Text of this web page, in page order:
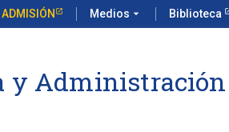
ADMISIÓN Medios arrow_drop_down Biblioteca
y Administración